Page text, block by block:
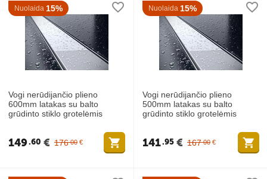
Nuolaida 15%
Vogi nerūdijančio plieno
600mm latakas su balto
grūdinto stiklo grotelėmis
176 00 €
149 60 €
Nuolaida 15%
Vogi nerūdijančio plieno
500mm latakas su balto
grūdinto stiklo grotelėmis
167 00 €
141 95 €